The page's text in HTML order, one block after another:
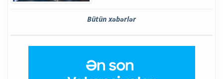
Bütün xəbərlər